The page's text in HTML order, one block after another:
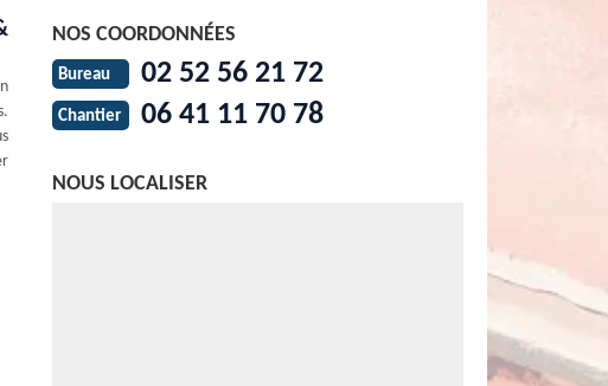
NOS COORDONNÉES
Bureau 02 52 56 21 72
Chantier 06 41 11 70 78
NOUS LOCALISER